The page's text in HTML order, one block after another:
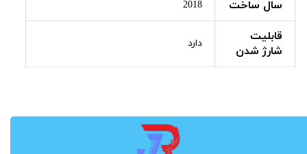
سال ساخت 2018
قابلیت
شارژ شدن
دارد